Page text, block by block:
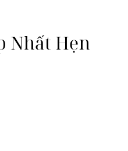
Nhất Hẹn